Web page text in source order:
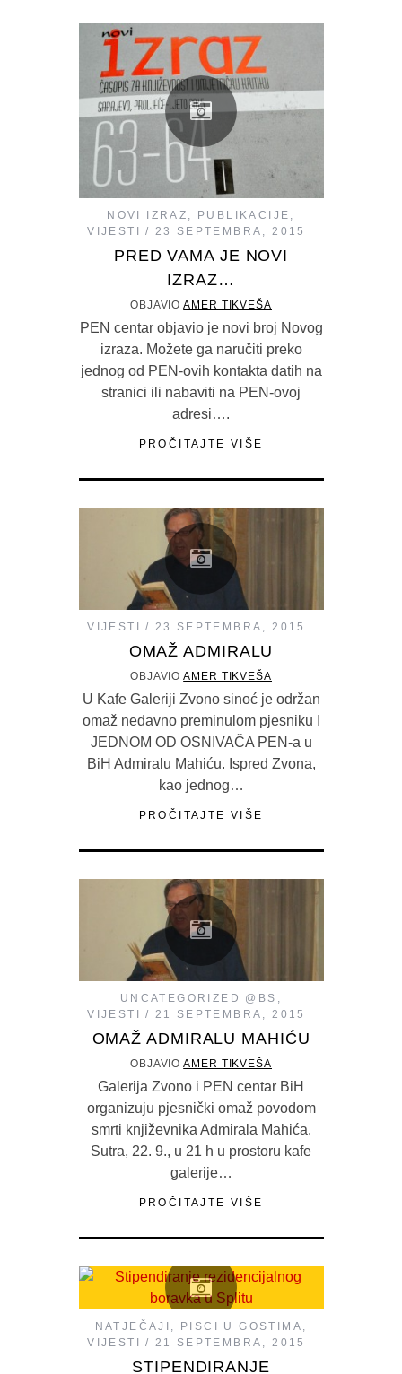
NOVI IZRAZ , PUBLIKACIJE ,
VIJESTI
23 SEPTEMBRA, 2015
PRED VAMA JE NOVI
IZRAZ…
OBJAVIOAMER TIKVEŠA
PEN centar objavio je novi broj Novog
izraza. Možete ga naručiti preko
jednog od PEN-ovih kontakta datih na
stranici ili nabaviti na PEN-ovoj
adresi….
PROČITAJTE VIŠE
VIJESTI 23 SEPTEMBRA, 2015
OMAŽ ADMIRALU
OBJAVIOAMER TIKVEŠA
U Kafe Galeriji Zvono sinoć je održan
omaž nedavno preminulom pjesniku I
JEDNOM OD OSNIVAČA PEN-a u
BiH Admiralu Mahiću. Ispred Zvona,
kao jednog…
PROČITAJTE VIŠE
UNCATEGORIZED @BS ,
VIJESTI
21 SEPTEMBRA, 2015
OMAŽ ADMIRALU MAHIĆU
OBJAVIOAMER TIKVEŠA
Galerija Zvono i PEN centar BiH
organizuju pjesnički omaž povodom
smrti književnika Admirala Mahića.
Sutra, 22. 9., u 21 h u prostoru kafe
galerije…
PROČITAJTE VIŠE
NATJEČAJI , PISCI U GOSTIMA ,
VIJESTI
21 SEPTEMBRA, 2015
STIPENDIRANJE